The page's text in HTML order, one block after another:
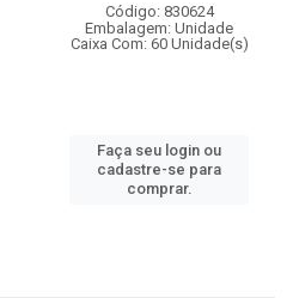
Código: 830624
Embalagem: Unidade
Caixa Com: 60 Unidade(s)
Faça seu login ou
cadastre-se para
comprar.